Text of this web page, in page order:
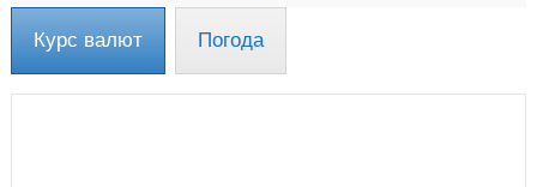
Курс валют Погода